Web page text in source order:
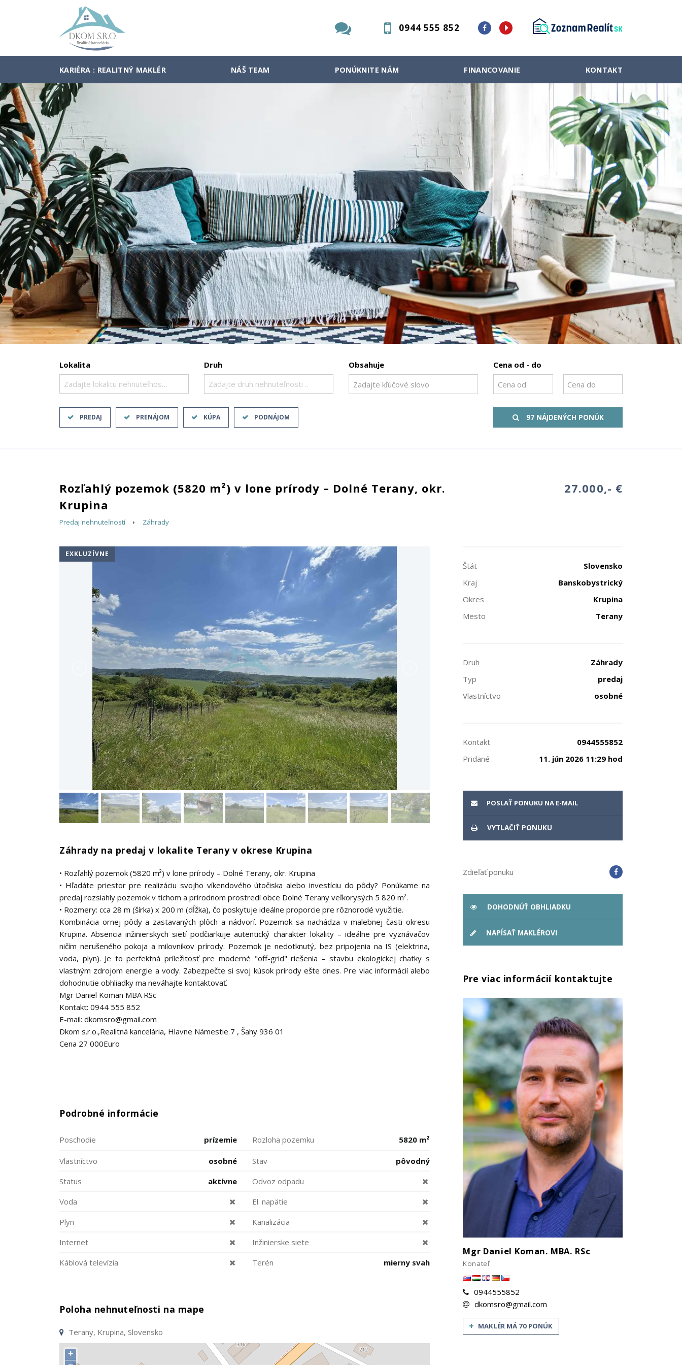
0944 555 852
KARIÉRA : REALITNÝ MAKLÉR NÁŠ TEAM PONÚKNITE NÁM FINANCOVANIE KONTAKT
Lokalita
Zadajte lokalitu nehnuteľnosti ..
Druh
Zadajte druh nehnuteľnosti ..
Obsahuje Cena od - do
PREDAJ PRENÁJOM KÚPA PODNÁJOM 97 NÁJDENÝCH PONÚK
Rozľahlý pozemok (5820 m²) v lone prírody – Dolné Terany, okr.
Krupina
27.000,- €
Predaj nehnuteľností Záhrady
EXKLUZÍVNE
Záhrady na predaj v lokalite Terany v okrese Krupina
• Rozľahlý pozemok (5820 m²) v lone prírody – Dolné Terany, okr. Krupina
• Hľadáte priestor pre realizáciu svojho víkendového útočiska alebo investíciu do pôdy? Ponúkame na
predaj rozsiahly pozemok v tichom a prírodnom prostredí obce Dolné Terany veľkorysých 5 820 m².
• Rozmery: cca 28 m (šírka) x 200 m (dĺžka), čo poskytuje ideálne proporcie pre rôznorodé využitie.
Kombinácia ornej pôdy a zastavaných plôch a nádvorí. Pozemok sa nachádza v malebnej časti okresu
Krupina. Absencia inžinierskych sietí podčiarkuje autentický charakter lokality – ideálne pre vyznávačov
ničím nerušeného pokoja a milovníkov prírody. Pozemok je nedotknutý, bez pripojenia na IS (elektrina,
voda, plyn). Je to perfektná príležitosť pre moderné "off-grid" riešenia – stavbu ekologickej chatky s
vlastným zdrojom energie a vody. Zabezpečte si svoj kúsok prírody ešte dnes. Pre viac informácií alebo
dohodnutie obhliadky ma neváhajte kontaktovať.
Mgr Daniel Koman MBA RSc
Kontakt: 0944 555 852
E-mail: dkomsro@gmail.com
Dkom s.r.o.,Realitná kancelária, Hlavne Námestie 7 , Šahy 936 01
Cena 27 000Euro
Podrobné informácie
Poschodie prízemie Rozloha pozemku 5820 m²
Vlastníctvo osobné Stav
pôvodný
Status
aktívne
Odvoz odpadu
Voda
El. napätie
Plyn
Kanalizácia
Internet
Inžinierske siete
Káblová televízia
Terén mierny svah
Poloha nehnuteľnosti na mape
Terany, Krupina, Slovensko
+
Štát
Slovensko
Kraj
Banskobystrický
Okres
Krupina
Mesto
Terany
Druh
Záhrady
Typ
predaj
Vlastníctvo
osobné
Kontakt
0944555852
Pridané
11. jún 2026 11:29 hod
POSLAŤ PONUKU NA E-MAIL
VYTLAČIŤ PONUKU
Zdieľať ponuku
DOHODNÚŤ OBHLIADKU
NAPÍSAŤ MAKLÉROVI
Pre viac informácií kontaktujte
Mgr Daniel Koman. MBA. RSc
Konateľ
0944555852
dkomsro@gmail.com
MAKLÉR MÁ 70 PONÚK